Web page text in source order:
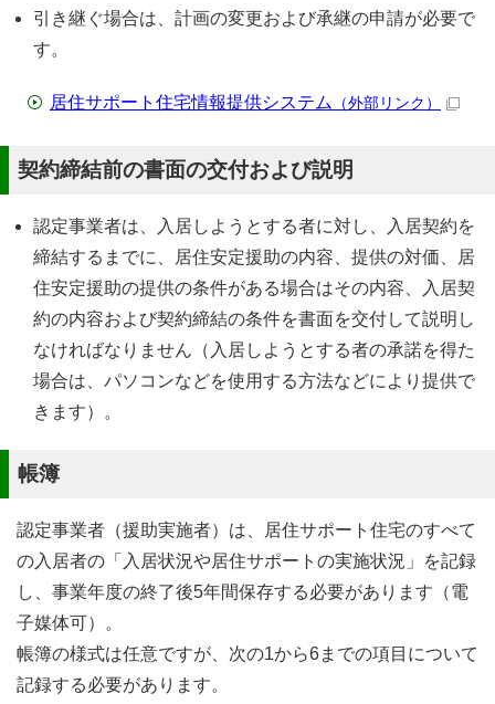
引き継ぐ場合は、計画の変更および承継の申請が必要で
す。
居住サポート住宅情報提供システム （外部リンク）
契約締結前の書面の交付および説明
認定事業者は、入居しようとする者に対し、入居契約を
締結するまでに、居住安定援助の内容、提供の対価、居
住安定援助の提供の条件がある場合はその内容、入居契
約の内容および契約締結の条件を書面を交付して説明し
なければなりません（入居しようとする者の承諾を得た
場合は、パソコンなどを使用する方法などにより提供で
きます）。
帳簿
認定事業者（援助実施者）は、居住サポート住宅のすべて
の入居者の「入居状況や居住サポートの実施状況」を記録
し、事業年度の終了後5年間保存する必要があります（電
子媒体可）。
帳簿の様式は任意ですが、次の1から6までの項目について
記録する必要があります。